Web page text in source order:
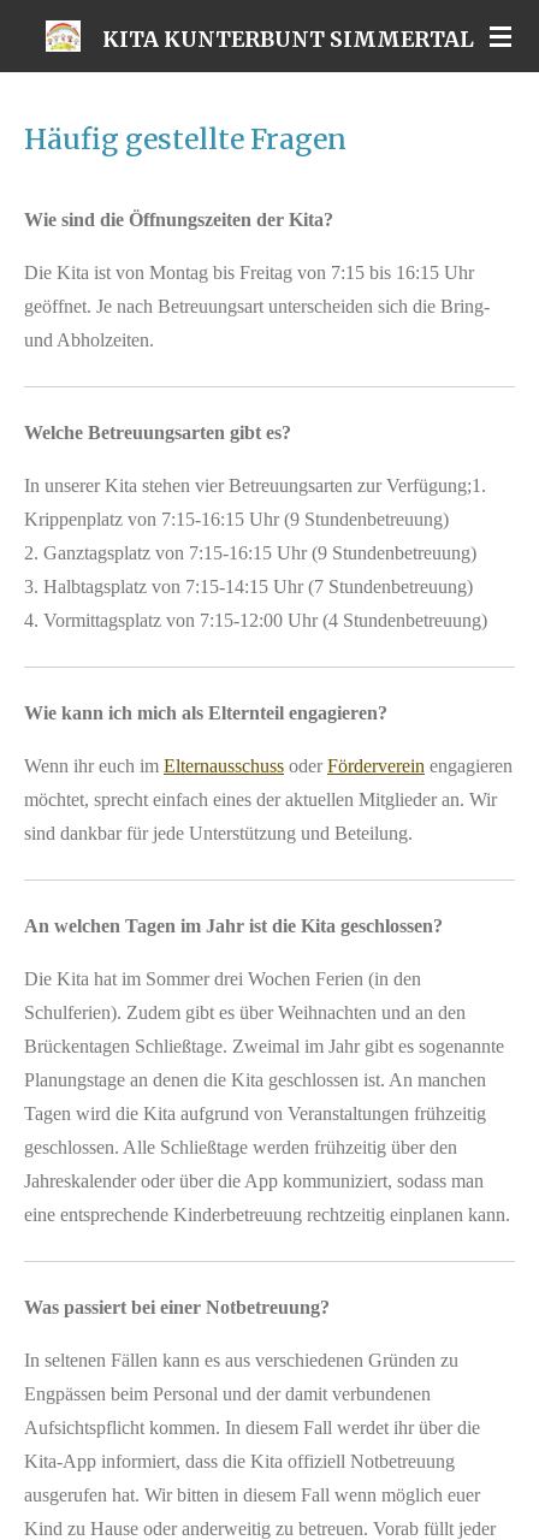
Zum
KITA KUNTERBUNT SIMMERTAL
Häufig gestellte Fragen
Wie sind die Öffnungszeiten der Kita?
Die Kita ist von Montag bis Freitag von 7:15 bis 16:15 Uhr
geöffnet. Je nach Betreuungsart unterscheiden sich die Bring-
und Abholzeiten.
Welche Betreuungsarten gibt es?
In unserer Kita stehen vier Betreuungsarten zur Verfügung;1.
Krippenplatz von 7:15-16:15 Uhr (9 Stundenbetreuung)
2. Ganztagsplatz von 7:15-16:15 Uhr (9 Stundenbetreuung)
3. Halbtagsplatz von 7:15-14:15 Uhr (7 Stundenbetreuung)
4. Vormittagsplatz von 7:15-12:00 Uhr (4 Stundenbetreuung)
Wie kann ich mich als Elternteil engagieren?
Wenn ihr euch im Elternausschuss oderFörderverein engagieren
möchtet, sprecht einfach eines der aktuellen Mitglieder an. Wir
sind dankbar für jede Unterstützung und Beteilung.
An welchen Tagen im Jahr ist die Kita geschlossen?
Die Kita hat im Sommer drei Wochen Ferien (in den
Schulferien). Zudem gibt es über Weihnachten und an den
Brückentagen Schließtage. Zweimal im Jahr gibt es sogenannte
Planungstage an denen die Kita geschlossen ist. An manchen
Tagen wird die Kita aufgrund von Veranstaltungen frühzeitig
geschlossen. Alle Schließtage werden frühzeitig über den
Jahreskalender oder über die App kommuniziert, sodass man
eine entsprechende Kinderbetreuung rechtzeitig einplanen kann.
Was passiert bei einer Notbetreuung?
In seltenen Fällen kann es aus verschiedenen Gründen zu
Engpässen beim Personal und der damit verbundenen
Aufsichtspflicht kommen. In diesem Fall werdet ihr über die
Kita-App informiert, dass die Kita offiziell Notbetreuung
ausgerufen hat. Wir bitten in diesem Fall wenn möglich euer
Kind zu Hause oder anderweitig zu betreuen. Vorab füllt jeder